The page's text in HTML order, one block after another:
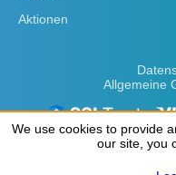
Aktionen
Allgemeine
We use cookies to provide
our site, you
We use cookies to provide
our site, you